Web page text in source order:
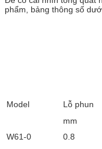
phẩm, bảng thông số
Model Lỗ phun
mm
W61-0
0.8